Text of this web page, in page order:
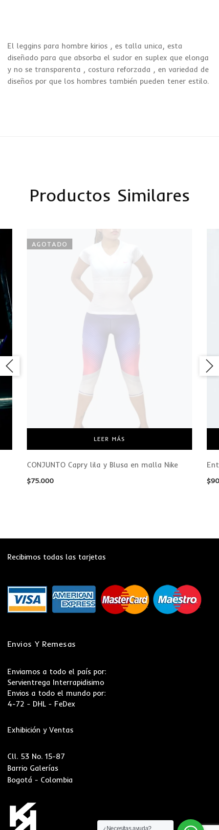
El leggins para hombre kirios , es talla unica, esta
diseñado para que absorba el sudor en suplex que elonga
y no se transparenta , costura reforzada , en variedad de
diseños por que los hombres también pueden tener estilo.
Productos Similares
AGOTADO
LEER MÁS
CONJUNTO Capry lila y Blusa en malla Nike
$75.000 $
Recibimos todas las tarjetas
Envios Y Remesas
Enviamos a todo el país por:
Servientrega Interrapidisimo
Envios a todo el mundo por:
4-72 - DHL - FeDex
Exhibición y Ventas
Cll. 53 No. 15-87
Barrio Galerías
Bogotá - Colombia
¿Necesitas ayuda?